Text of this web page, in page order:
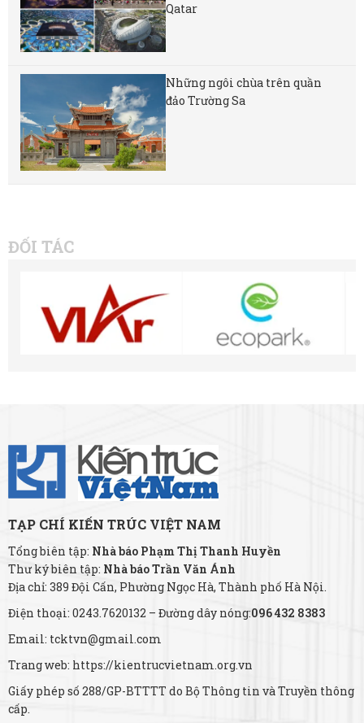
Qatar
Những ngôi chùa trên quần
đảo Trường Sa
ĐỐI TÁC
TẠP CHÍ KIẾN TRÚC VIỆT NAM
Tổng biên tập: Nhà báo Phạm Thị Thanh Huyền
Thư ký biên tập: Nhà báo Trần Văn Ánh
Địa chỉ: 389 Đội Cấn, Phường Ngọc Hà, Thành phố Hà Nội.
Điện thoại: 0243.7620132 – Đường dây nóng:096 432 8383
Email: tcktvn@gmail.com
Trang web: https://kientrucvietnam.org.vn
Giấy phép số 288/GP-BTTTT do Bộ Thông tin và Truyền thông
cấp.